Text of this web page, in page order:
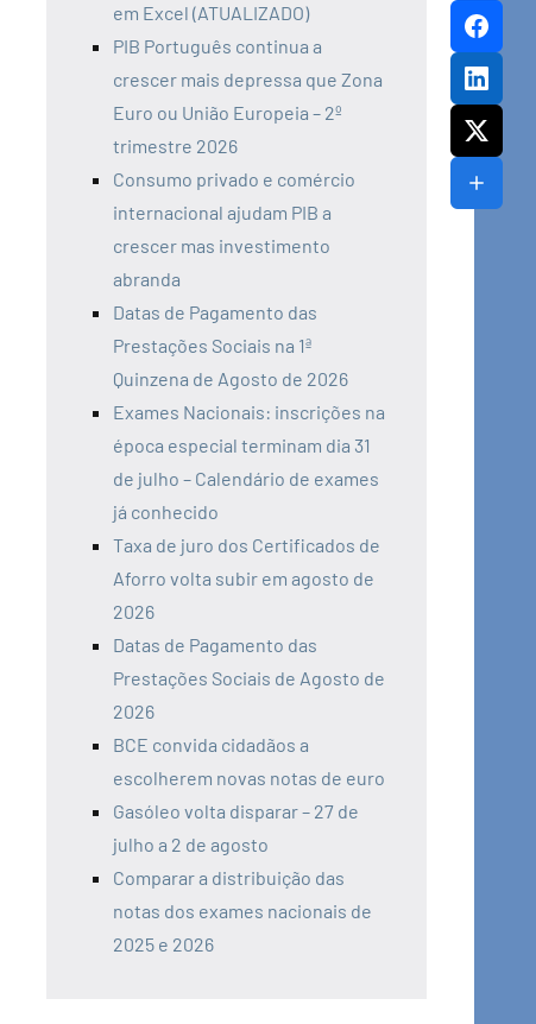
em Excel (ATUALIZADO)
PIB Português continua a
crescer mais depressa que Zona
Euro ou União Europeia – 2º
trimestre 2026
Consumo privado e comércio
internacional ajudam PIB a
crescer mas investimento
abranda
Datas de Pagamento das
Prestações Sociais na 1ª
Quinzena de Agosto de 2026
Exames Nacionais: inscrições na
época especial terminam dia 31
de julho – Calendário de exames
já conhecido
Taxa de juro dos Certificados de
Aforro volta subir em agosto de
2026
Datas de Pagamento das
Prestações Sociais de Agosto de
2026
BCE convida cidadãos a
escolherem novas notas de euro
Gasóleo volta disparar – 27 de
julho a 2 de agosto
Comparar a distribuição das
notas dos exames nacionais de
2025 e 2026